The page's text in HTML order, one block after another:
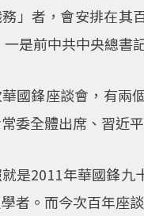
」者，會安排在其
一是前中共中央總書
國鋒座談會，有兩
委全體出席、習近
是2011年華國鋒九
者。而今次百年座